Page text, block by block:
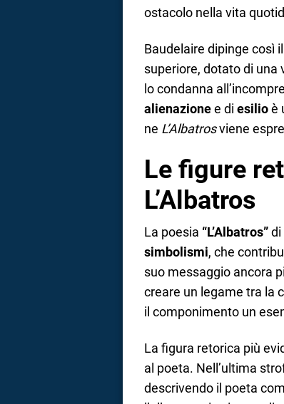
ostacolo nella vita
Baudelaire dipinge così il
superiore, dotato di una
lo condanna
alienazionee di esilioè
ne L’Albatrosviene
Le figure
L’Albatros
La poesia “L’Albatros”di
simbolismi, che
suo messaggio ancora
creare un legame tra la
il componimento un
La figura retorica più
al poeta. Nell’ultima
descrivendo il poeta